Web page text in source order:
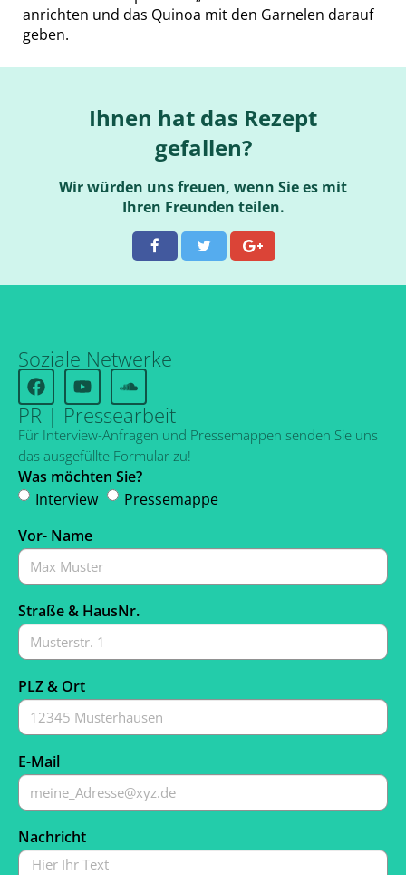
anrichten und das Quinoa mit den Garnelen darauf
geben.
Ihnen hat das Rezept
gefallen?
Wir würden uns freuen, wenn Sie es mit
Ihren Freunden teilen.
Soziale Netwerke
PR | Pressearbeit
Für Interview-Anfragen und Pressemappen senden Sie uns
das ausgefüllte Formular zu!
Was möchten Sie?
Interview
Pressemappe
Vor- Name
Straße & HausNr.
PLZ & Ort
E-Mail
Nachricht